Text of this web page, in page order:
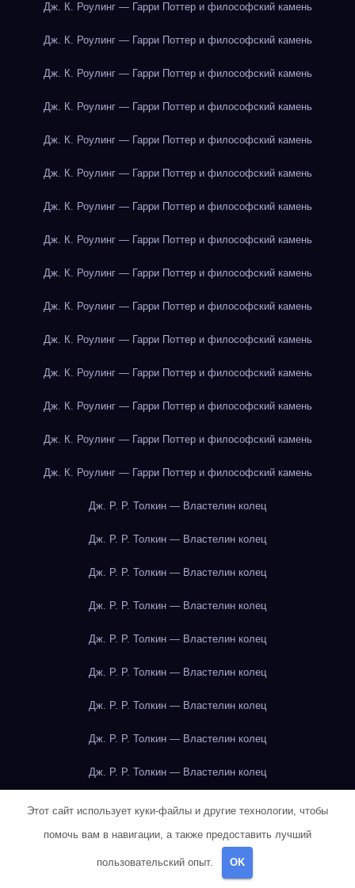
Дж. К. Роулинг — Гарри Поттер и философский камень
Дж. К. Роулинг — Гарри Поттер и философский камень
Дж. К. Роулинг — Гарри Поттер и философский камень
Дж. К. Роулинг — Гарри Поттер и философский камень
Дж. К. Роулинг — Гарри Поттер и философский камень
Дж. К. Роулинг — Гарри Поттер и философский камень
Дж. К. Роулинг — Гарри Поттер и философский камень
Дж. К. Роулинг — Гарри Поттер и философский камень
Дж. К. Роулинг — Гарри Поттер и философский камень
Дж. К. Роулинг — Гарри Поттер и философский камень
Дж. К. Роулинг — Гарри Поттер и философский камень
Дж. К. Роулинг — Гарри Поттер и философский камень
Дж. К. Роулинг — Гарри Поттер и философский камень
Дж. К. Роулинг — Гарри Поттер и философский камень
Дж. К. Роулинг — Гарри Поттер и философский камень
Дж. Р. Р. Толкин — Властелин колец
Дж. Р. Р. Толкин — Властелин колец
Дж. Р. Р. Толкин — Властелин колец
Дж. Р. Р. Толкин — Властелин колец
Дж. Р. Р. Толкин — Властелин колец
Дж. Р. Р. Толкин — Властелин колец
Дж. Р. Р. Толкин — Властелин колец
Дж. Р. Р. Толкин — Властелин колец
Дж. Р. Р. Толкин — Властелин колец
Дж. Р. Р. Толкин — Властелин колец
Дж. Р. Р. Толкин — Властелин колец
Этот сайт использует куки-файлы и другие технологии, чтобы
помочь вам в навигации, а также предоставить лучший
пользовательский опыт. OK